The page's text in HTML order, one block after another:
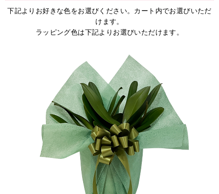
下記よりお好きな色をお選びください。カート内でお選びいただ
けます。
ラッピング色は下記よりお選びいただけます。